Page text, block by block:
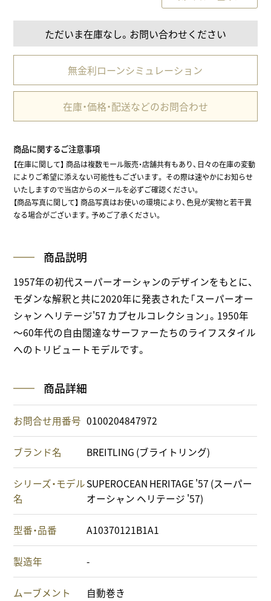
ただいま在庫なし。お問い合わせください
無金利ローンシミュレーション
在庫・価格・配送などのお問合わせ
商品に関するご注意事項
【在庫に関して】 商品は複数モール販売・店舗共有もあり、日々の在庫の変動
によりご希望に添えない可能性もございます。 その際は速やかにお知らせ
いたしますので当店からのメールを必ずご確認ください。
【商品写真に関して】 商品写真はお使いの環境により、色見が実物と若干異
なる場合がございます。予めご了承ください。
商品説明
1957年の初代スーパーオーシャンのデザインをもとに、
モダンな解釈と共に2020年に発表された「スーパーオー
シャン ヘリテージ'57 カプセルコレクション」。1950年
～60年代の自由闊達なサーファーたちのライフスタイル
へのトリビュートモデルです。
商品詳細
お問合せ用番号 0100204847972
ブランド名 BREITLING (ブライトリング)
シリーズ・モデル
名
SUPEROCEAN HERITAGE '57 (スーパー
オーシャン ヘリテージ '57)
型番・品番 A10370121B1A1
製造年 -
ムーブメント 自動巻き